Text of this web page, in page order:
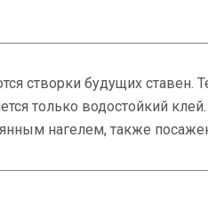
створки будущих ставен.
только водостойкий
нагелем, также